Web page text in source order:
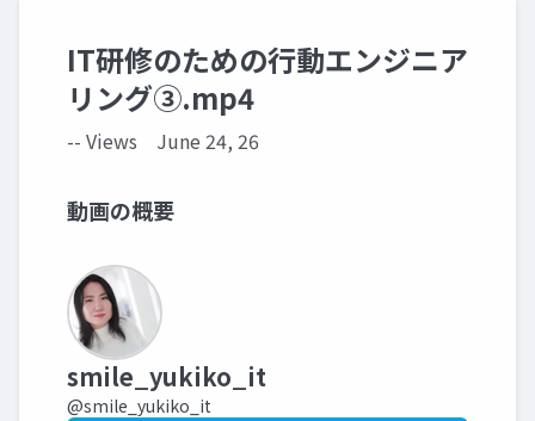
IT研修のための行動エンジニア
リング③.mp4
-- Views June 24, 26
動画の概要
smile_yukiko_it
@smile_yukiko_it